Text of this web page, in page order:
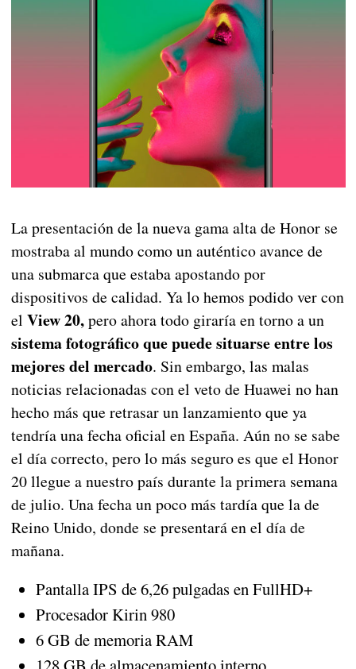
La presentación de la nueva gama alta de Honor se
mostraba al mundo como un auténtico avance de
una submarca que estaba apostando por
dispositivos de calidad. Ya lo hemos podido ver con
el View 20,pero ahora todo giraría en torno a un
sistema fotográfico que puede situarse entre los
mejores del mercado. Sin embargo, las malas
noticias relacionadas con el veto de Huawei no han
hecho más que retrasar un lanzamiento que ya
tendría una fecha oficial en España. Aún no se sabe
el día correcto, pero lo más seguro es que el Honor
20 llegue a nuestro país durante la primera semana
de julio. Una fecha un poco más tardía que la de
Reino Unido, donde se presentará en el día de
mañana.
Pantalla IPS de 6,26 pulgadas en FullHD+
Procesador Kirin 980
6 GB de memoria RAM